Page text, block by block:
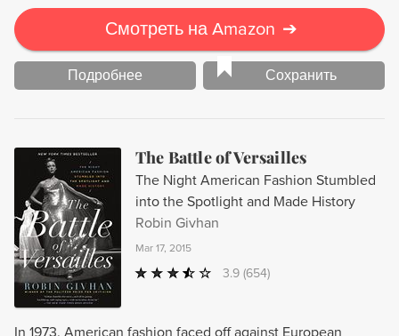
Смотреть на Amazon ➔
Подробнее Сохранить
The Battle of Versailles
The Night American Fashion Stumbled
into the Spotlight and Made History
Robin Givhan
Mar 17, 2015
3.9 (654)